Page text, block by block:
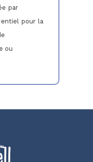
par
pour la
ou